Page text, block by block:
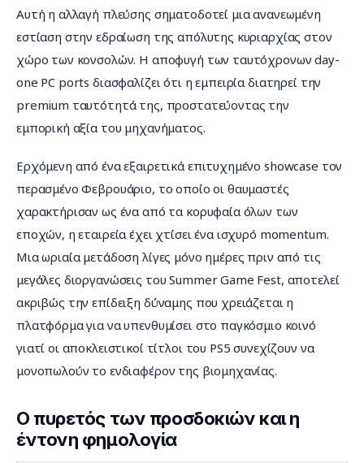
Αυτή η αλλαγή πλεύσης σηματοδοτεί μια ανανεωμένη
εστίαση στην εδραίωση της απόλυτης κυριαρχίας στον
χώρο των κονσολών. Η αποφυγή των ταυτόχρονων day-
one PC ports διασφαλίζει ότι η εμπειρία διατηρεί την
premium ταυτότητά της, προστατεύοντας την
εμπορική αξία του μηχανήματος.
Ερχόμενη από ένα εξαιρετικά επιτυχημένο showcase τον
περασμένο Φεβρουάριο, το οποίο οι θαυμαστές
χαρακτήρισαν ως ένα από τα κορυφαία όλων των
εποχών, η εταιρεία έχει χτίσει ένα ισχυρό momentum.
Μια ωριαία μετάδοση λίγες μόνο ημέρες πριν από τις
μεγάλες διοργανώσεις του Summer Game Fest, αποτελεί
ακριβώς την επίδειξη δύναμης που χρειάζεται η
πλατφόρμα για να υπενθυμίσει στο παγκόσμιο κοινό
γιατί οι αποκλειστικοί τίτλοι του PS5 συνεχίζουν να
μονοπωλούν το ενδιαφέρον της βιομηχανίας.
Ο πυρετός των προσδοκιών και η
έντονη φημολογία